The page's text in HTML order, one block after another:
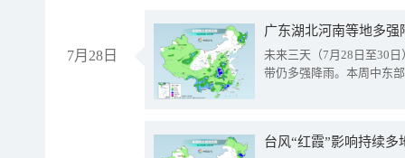
7月28日
广东湖北河南等地多
未来三天（7月28日至30
带仍多强降雨。本周中东
台风“红霞”影响持续